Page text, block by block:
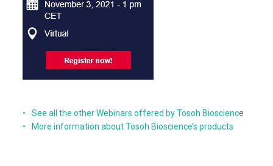
See all the other Webinars offered by Tosoh Bioscience
More information about Tosoh Bioscience’s products